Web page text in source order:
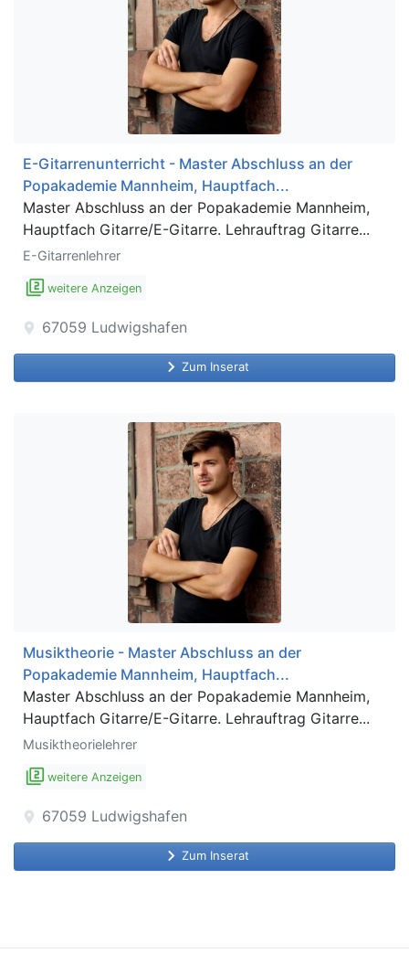
E-Gitarrenunterricht - Master Abschluss an der
Popakademie Mannheim, Hauptfach...
Master Abschluss an der Popakademie Mannheim,
Hauptfach Gitarre/E-Gitarre. Lehrauftrag Gitarre...
E-Gitarrenlehrer
filter_2 weitere Anzeigen
location_on 67059 Ludwigshafen
keyboard_arrow_right Zum Inserat
Musiktheorie - Master Abschluss an der
Popakademie Mannheim, Hauptfach...
Master Abschluss an der Popakademie Mannheim,
Hauptfach Gitarre/E-Gitarre. Lehrauftrag Gitarre...
Musiktheorielehrer
filter_2 weitere Anzeigen
location_on 67059 Ludwigshafen
keyboard_arrow_right Zum Inserat